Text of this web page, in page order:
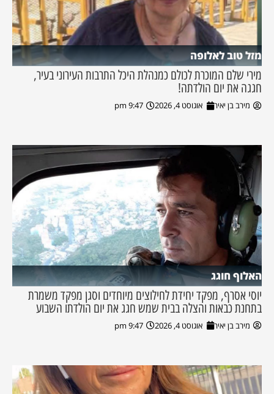
מזל טוב לאלופה
מירי שלם המוכרת לכולם כמנהלת היכל התרבות העירוני בעיר,
חגגה את יום הולדתה!
מירב בן יאיר אוגוסט 4, 2026 9:47 pm
האלוף חוגג
יוסי אסרף, מפקד יחידת לחילוצים מיוחדים וסגן מפקד משמרת
בתחנת כבאות והצלה בבית שמש חגג את יום הולדתו השבוע
מירב בן יאיר אוגוסט 4, 2026 9:47 pm